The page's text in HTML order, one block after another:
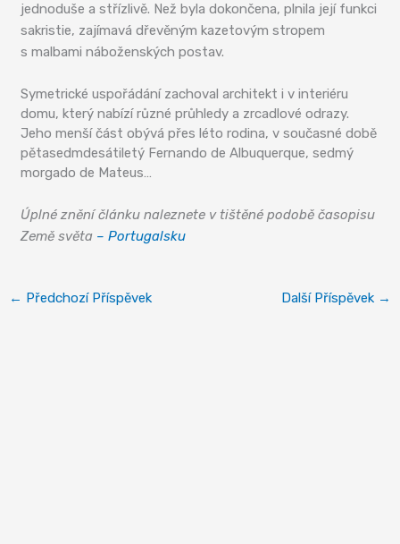
jednoduše a střízlivě. Než byla dokončena, plnila její funkci
sakristie, zajímavá dřevěným kazetovým stropem
s malbami náboženských postav.
Symetrické uspořádání zachoval architekt i v interiéru
domu, který nabízí různé průhledy a zrcadlové odrazy.
Jeho menší část obývá přes léto rodina, v současné době
pětasedmdesátiletý Fernando de Albuquerque, sedmý
morgado de Mateus…
Úplné znění článku naleznete v tištěné podobě časopisu
Země světa – Portugalsku
← Předchozí Příspěvek Další Příspěvek →